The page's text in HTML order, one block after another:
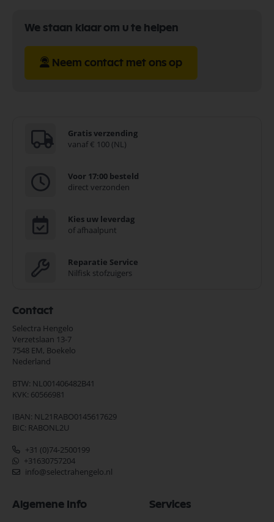
We staan klaar om u te helpen
Neem contact met ons op
Gratis verzending
vanaf € 100 (NL)
Voor 17:00 besteld
direct verzonden
Kies uw leverdag
of afhaalpunt
Reparatie Service
Nilfisk stofzuigers
Contact
Selectra Hengelo
Verzetslaan 13-7
7548 EM, Boekelo
Nederland
BTW: NL001406482B41
KVK: 60566981
IBAN: NL21RABO0145617629
BIC: RABONL2U
+31 (0)74-2500199
+31630757204
info@selectrahengelo.nl
Algemene Info Services